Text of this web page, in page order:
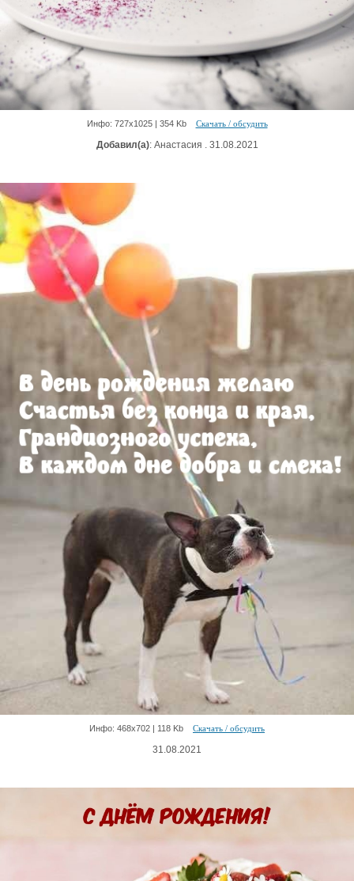
Инфо: 727х1025 | 354 Kb Скачать / обсудить
Добавил(а): Анастасия . 31.08.2021
Инфо: 468х702 | 118 Kb Скачать / обсудить
31.08.2021